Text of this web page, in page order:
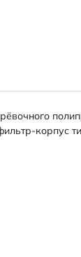
корпус